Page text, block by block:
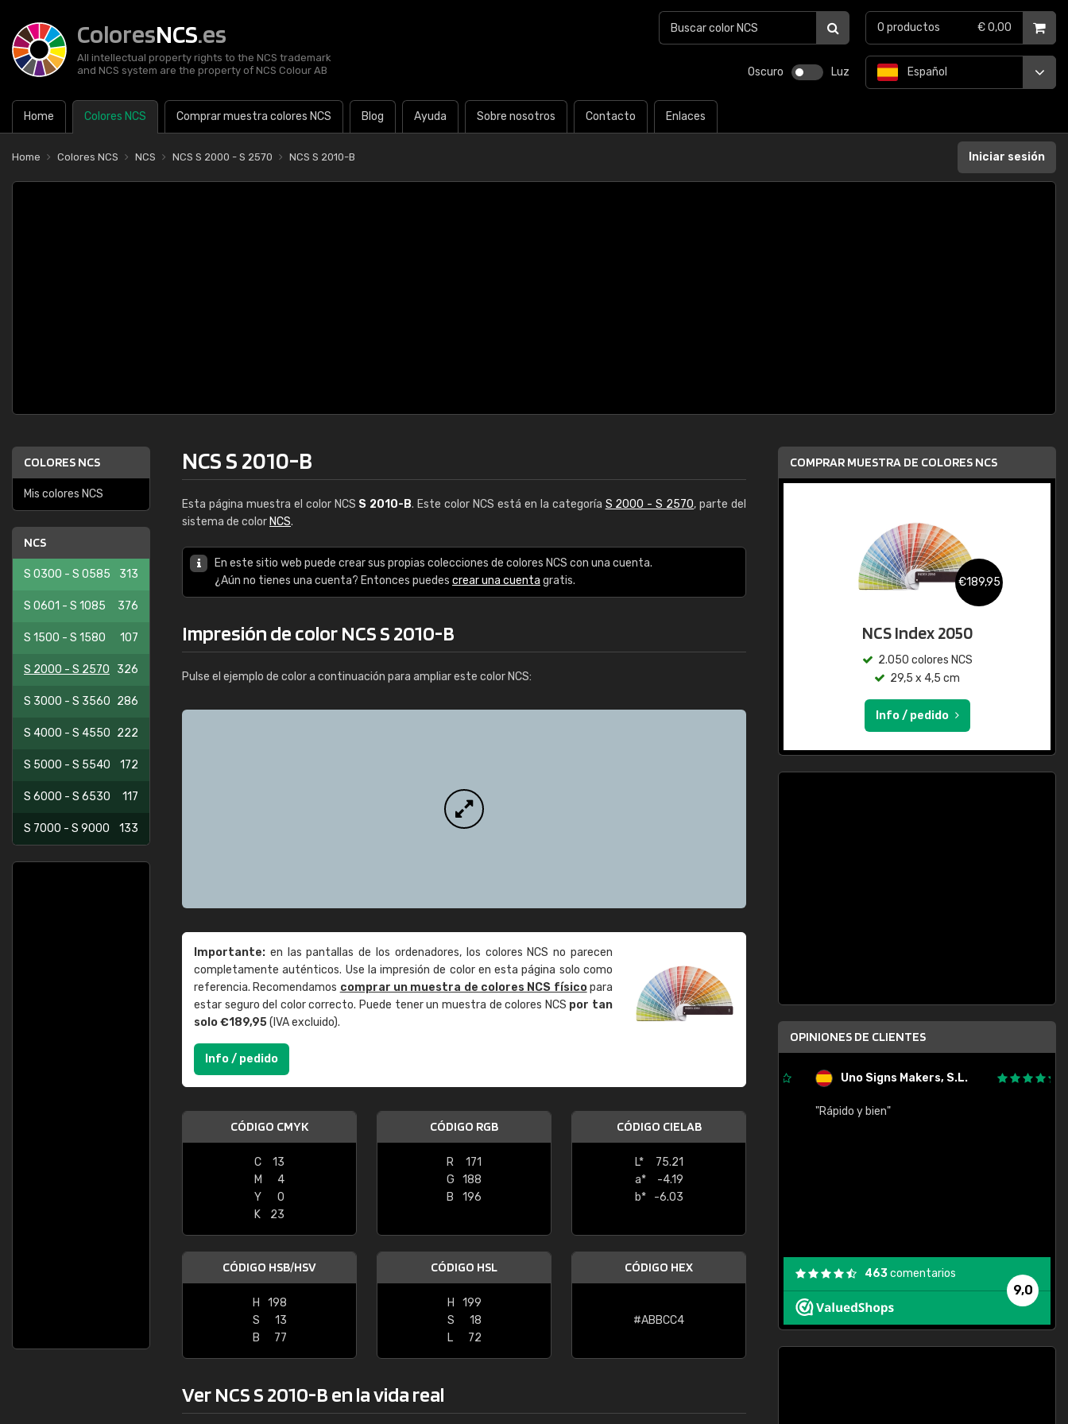
ColoresNCS.es
All intellectual property rights to the NCS trademark
and NCS system are the property of NCS Colour AB
Oscuro Luz
Home Colores NCS Comprar muestra colores NCS Blog Ayuda Sobre nosotros Contacto Enlaces
Español
0 productos € 0,00
Home Colores NCS NCS NCS S 2000 - S 2570 NCS S 2010-B Iniciar sesión
COLORES NCS
Mis colores NCS
NCS
S 0300 - S 0585 313
S 0601 - S 1085 376
S 1500 - S 1580 107
S 2000 - S 2570 326
S 3000 - S 3560 286
S 4000 - S 4550 222
S 5000 - S 5540 172
S 6000 - S 6530 117
S 7000 - S 9000 133
NCS S 2010-B
Esta página muestra el color NCS S 2010-B. Este color NCS está en la categoría S 2000 - S 2570, parte del
sistema de color NCS.
En este sitio web puede crear sus propias colecciones de colores NCS con una cuenta.
¿Aún no tienes una cuenta? Entonces puedes crear una cuenta gratis.
Impresión de color NCS S 2010-B
Pulse el ejemplo de color a continuación para ampliar este color NCS:
Importante: en las pantallas de los ordenadores, los colores NCS no parecen
completamente auténticos. Use la impresión de color en esta página solo como
referencia. Recomendamos comprar un muestra de colores NCS físicopara
estar seguro del color correcto. Puede tener un muestra de colores NCS por tan
solo €189,95(IVA excluido).
Info / pedido
CÓDIGO CMYK
C
13
M
4
Y
0
K
23
CÓDIGO RGB
R
171
G
188
B
196
CÓDIGO CIELAB
L*
75.21
a*
-4.19
b*
-6.03
CÓDIGO HSB/HSV
H
198
S
13
B
77
CÓDIGO HSL
H
199
S
18
L
72
CÓDIGO HEX
#ABBCC4
Ver NCS S 2010-B en la vida real
COMPRAR MUESTRA DE COLORES NCS
€189,95
NCS Index 2050
2.050 colores NCS
29,5 x 4,5 cm
Info / pedido
OPINIONES DE CLIENTES
"Buen servicio. No obstante No es fácil
encontrar/comprar lo que se busca"
Uno Signs Makers, S.L.
"Rápido y bien"
9,0
463comentarios